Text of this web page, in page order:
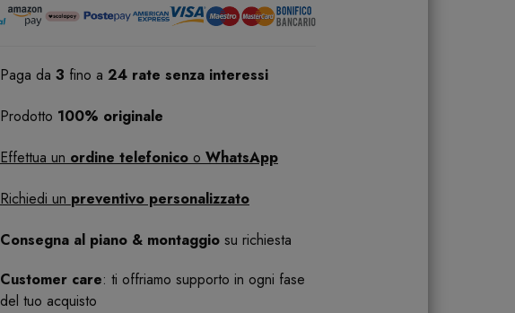
Paga da 3 fino a 24 rate senza interessi
Prodotto 100% originale
Effettua un ordine telefonico o WhatsApp
Richiedi un preventivo personalizzato
Consegna al piano & montaggio su richiesta
Customer care: ti offriamo supporto in ogni fase
del tuo acquisto